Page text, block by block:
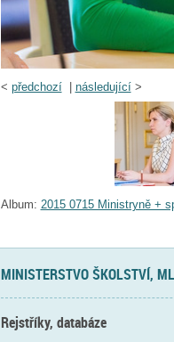
< předchozí| následující>
Album: 2015 0715 Ministryně +
MINISTERSTVO ŠKOLSTVÍ,
Rejstříky, databáze